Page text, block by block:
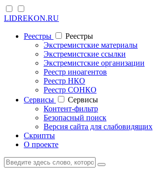
LIDREKON.RU
Реестры
Реестры
Экстремистские материалы
Экстремистские ссылки
Экстремистские организации
Реестр иноагентов
Реестр НКО
Реестр СОНКО
Cервисы
Cервисы
Контент-фильтр
Безопасный поиск
Версия сайта для слабовидящих
Скрипты
О проекте